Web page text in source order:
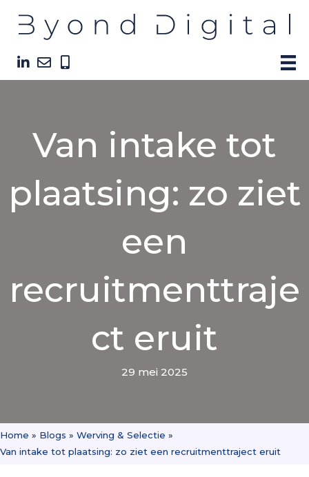
Van intake tot
plaatsing: zo ziet
een
recruitmenttraje
ct eruit
29 mei 2025
Home » Blogs » Werving & Selectie »
Van intake tot plaatsing: zo ziet een recruitmenttraject eruit